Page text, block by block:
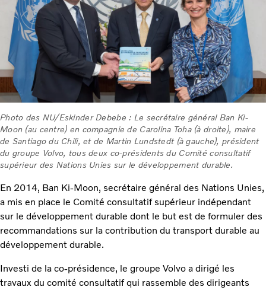
Photo des NU/Eskinder Debebe : Le secrétaire général Ban Ki-
Moon (au centre) en compagnie de Carolina Toha (à droite), maire
de Santiago du Chili, et de Martin Lundstedt (à gauche), président
du groupe Volvo, tous deux co-présidents du Comité consultatif
supérieur des Nations Unies sur le développement durable.
En 2014, Ban Ki-Moon, secrétaire général des Nations Unies,
a mis en place le Comité consultatif supérieur indépendant
sur le développement durable dont le but est de formuler des
recommandations sur la contribution du transport durable au
développement durable.
Investi de la co-présidence, le groupe Volvo a dirigé les
travaux du comité consultatif qui rassemble des dirigeants